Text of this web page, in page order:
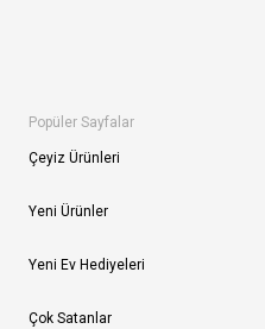
Popüler Sayfalar
Çeyiz Ürünleri
Yeni Ürünler
Yeni Ev Hediyeleri
Çok Satanlar